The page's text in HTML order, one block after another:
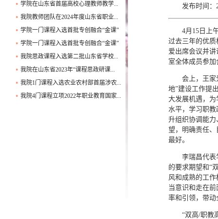
● 学院在山东省首届高校心理教师教学...
● 我院教师团队在2024年度山东省职业...
● 学院一门课程入选首批专创融合“金课”
● 学院一门课程入选首批专创融合“金课”
● 我院思政课程入选第二批山东省学校...
● 我院在山东省2023年“课程思政研课...
● 我院1门课程入选农业农村部首届涉农...
● 我院4门课程立项2022年职业教育国家...
发布时间
4月15日上
过去三年的优质
爱出席会议并
室全体成员参
会上，王家
地”建设工作提
大发展机遇，
水平，学习职
升组织协调能
望，明确责任
最好。
李瑞昌代表
的要求期望和“
风和成熟的工
当意识和走在
率和引领，带
“双高/职教